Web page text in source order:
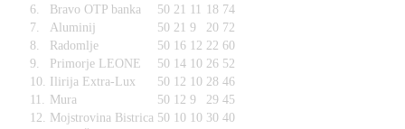
6.
Bravo OTP banka 50 21 11 18 74
7.
Aluminij 50 21 9 20 72
8.
Radomlje 50 16 12 22 60
9.
Primorje LEONE 50 14 10 26 52
10. Ilirija Extra-Lux 50 12 10 28 46
11. Mura 50 12 9 29 45
12. Mojstrovina Bistrica 50 10 10 30 40